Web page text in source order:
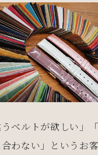
うベルトが欲しい」
わない」というお